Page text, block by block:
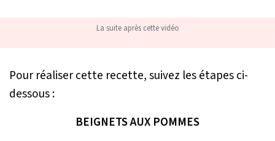
La suite après cette vidéo
Pour réaliser cette recette, suivez les étapes ci-
dessous :
BEIGNETS AUX POMMES